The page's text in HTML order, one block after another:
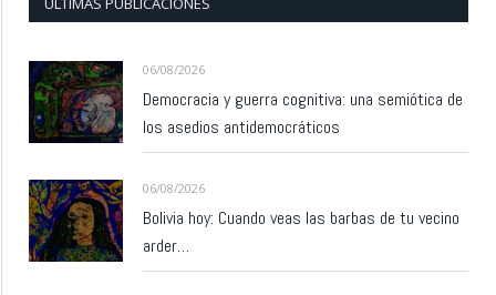
06/08/2026
Democracia y guerra cognitiva: una semiótica de
los asedios antidemocráticos
06/08/2026
Bolivia hoy: Cuando veas las barbas de tu vecino
arder…